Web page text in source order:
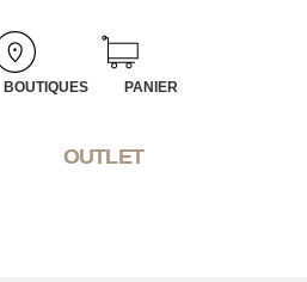
BOUTIQUES PANIER
OUTLET